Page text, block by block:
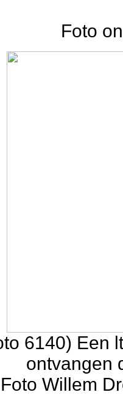
Foto
6140) Een
ontvangen
Foto Willem